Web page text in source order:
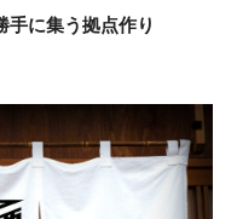
手に集う拠点作り